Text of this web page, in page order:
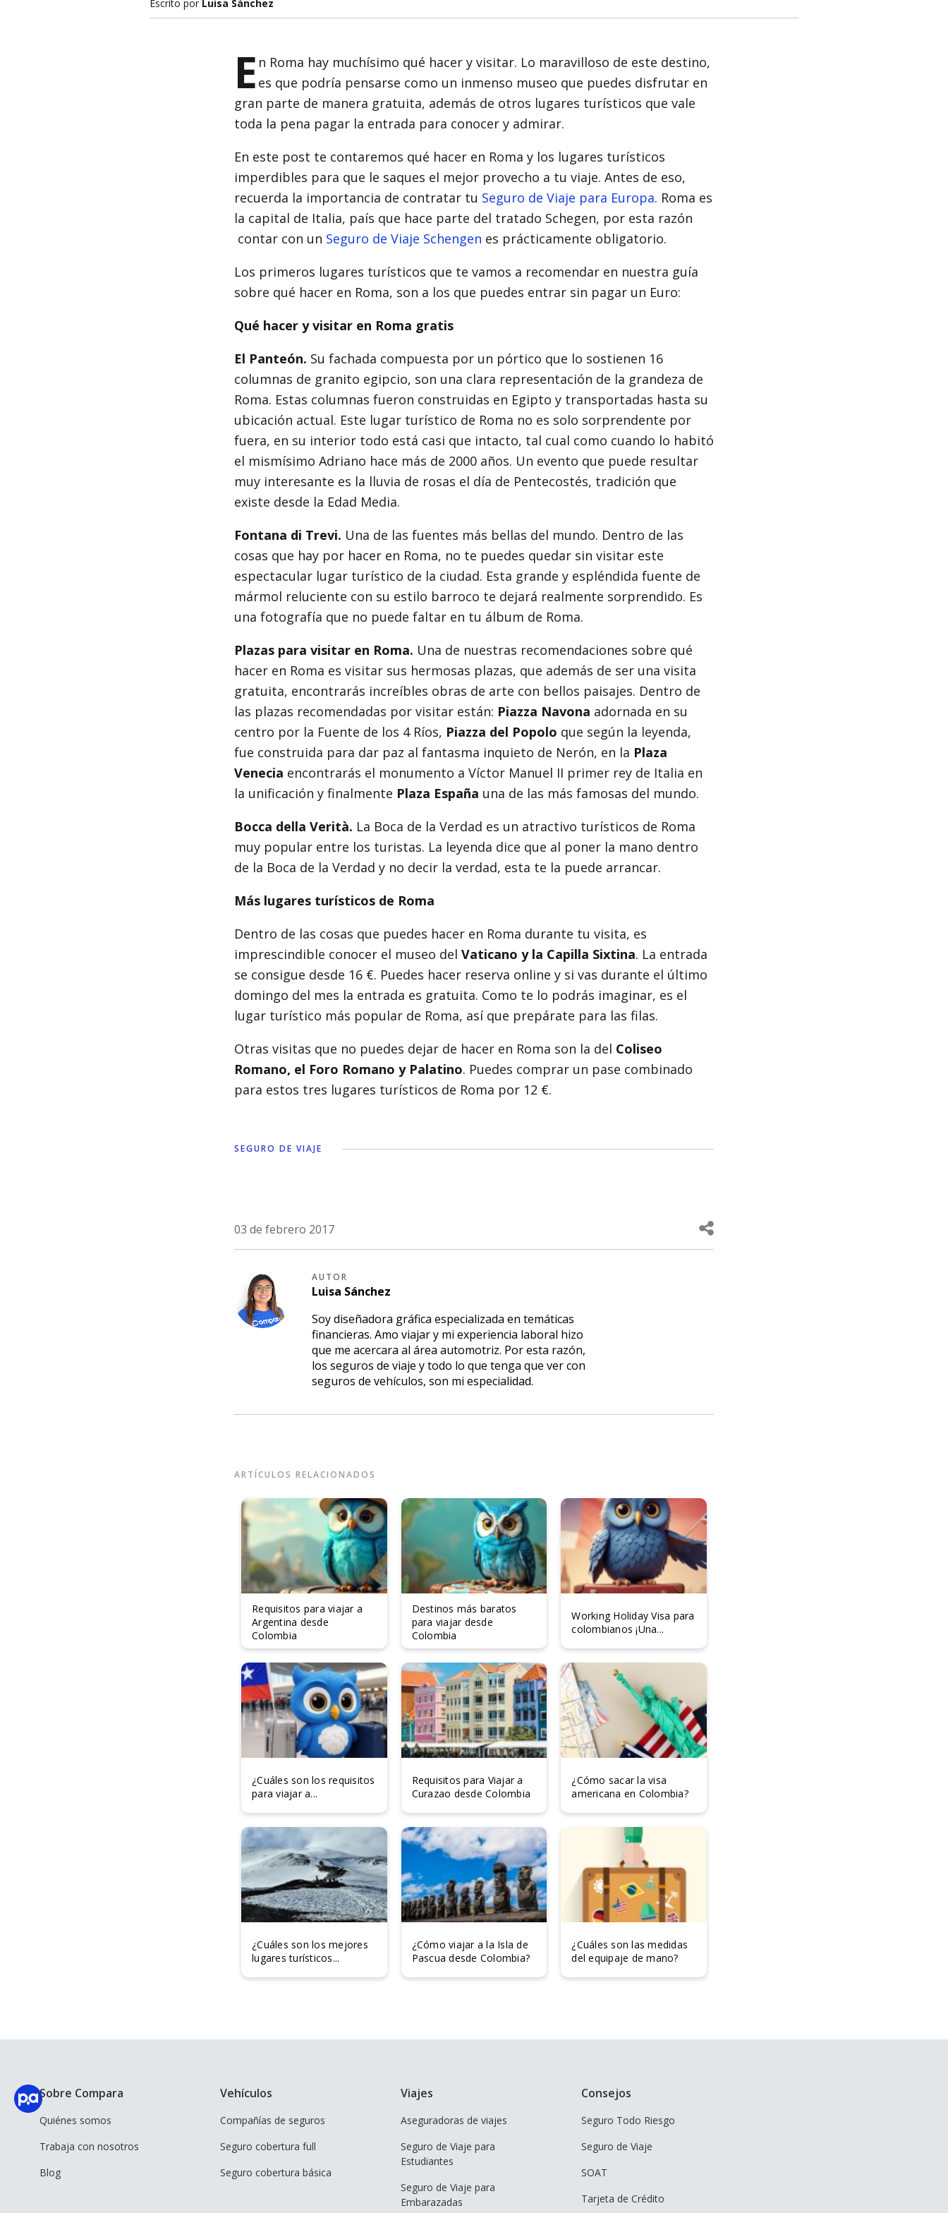
Escrito por Luisa Sánchez
E n Roma hay muchísimo qué hacer y visitar. Lo maravilloso de este destino,
es que podría pensarse como un inmenso museo que puedes disfrutar en
gran parte de manera gratuita, además de otros lugares turísticos que vale
toda la pena pagar la entrada para conocer y admirar.
En este post te contaremos qué hacer en Roma y los lugares turísticos
imperdibles para que le saques el mejor provecho a tu viaje. Antes de eso,
recuerda la importancia de contratar tu Seguro de Viaje para Europa. Roma es
la capital de Italia, país que hace parte del tratado Schegen, por esta razón
contar con un Seguro de Viaje Schengen es prácticamente obligatorio.
Los primeros lugares turísticos que te vamos a recomendar en nuestra guía
sobre qué hacer en Roma, son a los que puedes entrar sin pagar un Euro:
Qué hacer y visitar en Roma gratis
El Panteón. Su fachada compuesta por un pórtico que lo sostienen 16
columnas de granito egipcio, son una clara representación de la grandeza de
Roma. Estas columnas fueron construidas en Egipto y transportadas hasta su
ubicación actual. Este lugar turístico de Roma no es solo sorprendente por
fuera, en su interior todo está casi que intacto, tal cual como cuando lo habitó
el mismísimo Adriano hace más de 2000 años. Un evento que puede resultar
muy interesante es la lluvia de rosas el día de Pentecostés, tradición que
existe desde la Edad Media.
Fontana di Trevi. Una de las fuentes más bellas del mundo. Dentro de las
cosas que hay por hacer en Roma, no te puedes quedar sin visitar este
espectacular lugar turístico de la ciudad. Esta grande y espléndida fuente de
mármol reluciente con su estilo barroco te dejará realmente sorprendido. Es
una fotografía que no puede faltar en tu álbum de Roma.
Plazas para visitar en Roma. Una de nuestras recomendaciones sobre qué
hacer en Roma es visitar sus hermosas plazas, que además de ser una visita
gratuita, encontrarás increíbles obras de arte con bellos paisajes. Dentro de
las plazas recomendadas por visitar están: Piazza Navona adornada en su
centro por la Fuente de los 4 Ríos, Piazza del Popolo que según la leyenda,
fue construida para dar paz al fantasma inquieto de Nerón, en la Plaza
Venecia encontrarás el monumento a Víctor Manuel II primer rey de Italia en
la unificación y finalmente Plaza España una de las más famosas del mundo.
Bocca della Verità. La Boca de la Verdad es un atractivo turísticos de Roma
muy popular entre los turistas. La leyenda dice que al poner la mano dentro
de la Boca de la Verdad y no decir la verdad, esta te la puede arrancar.
Más lugares turísticos de Roma
Dentro de las cosas que puedes hacer en Roma durante tu visita, es
imprescindible conocer el museo del Vaticano y la Capilla Sixtina. La entrada
se consigue desde 16 €. Puedes hacer reserva online y si vas durante el último
domingo del mes la entrada es gratuita. Como te lo podrás imaginar, es el
lugar turístico más popular de Roma, así que prepárate para las filas.
Otras visitas que no puedes dejar de hacer en Roma son la del Coliseo
Romano, el Foro Romano y Palatino. Puedes comprar un pase combinado
para estos tres lugares turísticos de Roma por 12 €.
SEGURO DE VIAJE
03 de febrero 2017
AUTOR
Luisa Sánchez
Soy diseñadora gráfica especializada en temáticas
financieras. Amo viajar y mi experiencia laboral hizo
que me acercara al área automotriz. Por esta razón,
los seguros de viaje y todo lo que tenga que ver con
seguros de vehículos, son mi especialidad.
ARTÍCULOS RELACIONADOS
Requisitos para viajar a
Argentina desde
Colombia
Destinos más baratos
para viajar desde
Colombia
Working Holiday Visa para
colombianos ¡Una...
¿Cuáles son los requisitos
para viajar a...
Requisitos para Viajar a
Curazao desde Colombia
¿Cómo sacar la visa
americana en Colombia?
¿Cuáles son los mejores
lugares turísticos...
¿Cómo viajar a la Isla de
Pascua desde Colombia?
¿Cuáles son las medidas
del equipaje de mano?
Sobre Compara
Quiénes somos
Trabaja con nosotros
Blog
Vehículos
Compañías de seguros
Seguro cobertura full
Seguro cobertura básica
Viajes
Aseguradoras de viajes
Seguro de Viaje para
Estudiantes
Seguro de Viaje para
Embarazadas
Consejos
Seguro Todo Riesgo
Seguro de Viaje
SOAT
Tarjeta de Crédito